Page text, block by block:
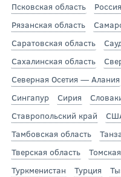
Псковская область
Россия
Рязанская область
Саратовская область
Сахалинская область
Северная Осетия — Алания
Сингапур
Сирия
Ставропольский край
Тамбовская область
Тверская область
Туркменистан
Турция